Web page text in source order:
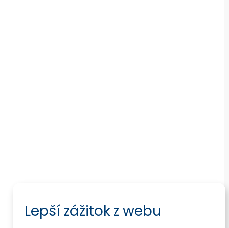
Lepší zážitok z webu